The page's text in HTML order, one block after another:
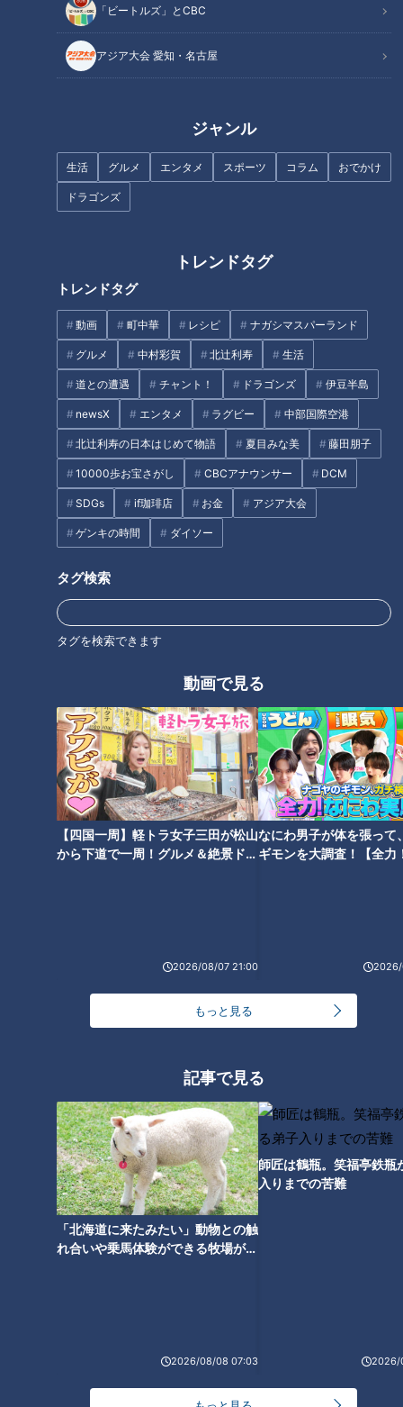
「ビートルズ」とCBC
アジア大会 愛知・名古屋
ジャンル
生活 グルメ エンタメ スポーツ コラム おでかけ
ドラゴンズ
トレンドタグ
トレンドタグ
動画 町中華 レシピ ナガシマスパーランド
グルメ 中村彩賀 北辻利寿 生活
道との遭遇 チャント！ ドラゴンズ 伊豆半島
newsX エンタメ ラグビー 中部国際空港
北辻利寿の日本はじめて物語 夏目みな美 藤田朋子
10000歩お宝さがし CBCアナウンサー DCM
SDGs if珈琲店 お金 アジア大会
ゲンキの時間 ダイソー
タグ検索
タグを検索できます
動画で見る
【四国一周】軽トラ女子三田が松山
から下道で一周！グルメ＆絶景ドラ
2026/08/07 21:00
なにわ男子が体を張って
ギモンを大調査！【全力
2026/
もっと見る
記事で見る
「北海道に来たみたい」動物との触
れ合いや乗馬体験ができる牧場がオ
2026/08/08 07:03
師匠は鶴瓶。笑福亭鉄瓶
入りまでの苦難
2026/
感染対策からご両親に撮影を依頼しました。
この記事を見たあなたへのおすすめ
１９歳の女子大生も悩む‥「私
も魚鱗癬」賀久君との出会い
ュメンタリー「ピエロと呼ばれ
た息子」第３３話
家族で京都へ！魚鱗癬の患者と
リー「ピエロと呼ばれた息子」
第５２話
「私を見て笑う」「気持ち悪い
と‥」“私の見た目”と“他人の
目”‥１９歳の女子大生も悩む
CBCテレビ定期配信型ドキュメ
ンタリー「ピエロと呼ばれた息
子」第３７話
【小学生も分かる！】皮膚の難
病、道化師様魚鱗癬はどんな病
気？…～定期配信型ドキュメン
タリー「ピエロと呼ばれた息
子」
朝のやることリスト！難病・道
化師様魚鱗癬と闘う男の子～定
型ドキュメンタリー「ピエロと
呼ばれた息子」第114話
ドキュメンタリー WEB限定
ピエロと呼ばれた息子
番組紹介
・ディレクターが取材対象に迫った、テレビでは放送していない特
・ＣＢＣテレビ「チャント！」の特集を厳選して公開します。
（月～金 午後3時49分から午後7時 愛知・岐阜・三重で放送）
最新話の見逃し配信はこちら
オススメ関連コンテンツ
様魚鱗癬” 産まれてすぐピエロ
「4歳です」どうなる！？初め
らいたい！ 定期配信型ドキュメ